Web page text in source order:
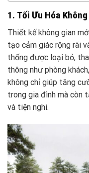
1. Tối Ưu Hóa
Thiết kế không gian
tạo cảm giác rộng rãi
thống được loại bỏ,
thông như phòng
không chỉ giúp tăng
trong gia đình mà còn
và tiện nghi.